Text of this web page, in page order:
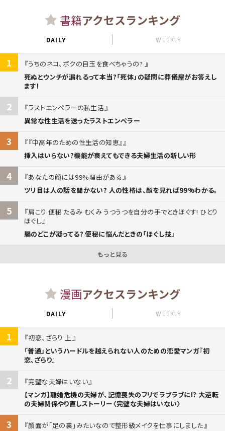
書籍アクセスランキング
DAILY WEEKLY
1
うちのネコ、ボクの目玉を食べちゃうの?
死ぬとウンチが漏れるって本当?「死体」の疑問に葬儀屋がお答えし
ます!
2
ラストエンペラーの私生活
異常な性生活を送ったラストエンペラー
3
『中高年のための性生活の知恵』
挿入はいらない?機能が衰えてもできる夫婦生活の新しい形
4
あなたの顔には99%理由がある
ツリ目は人の話を聞かない? 人の性格は、顔を見れば99%わかる。
5
肩こり 便秘 たるみ むくみ うつうつを自分の手でときほぐす! ひとり
ほぐし
腸のどこが凝ってる? 便秘に悩んだときの「ほぐし技」
もっと見る
漫画アクセスランキング
DAILY WEEKLY
1
初恋、ざらり 上
「普通」というハードルを越えられない人のための恋愛マンガ『初
恋、ざらり』
2
完璧な夫婦はいない
【マンガ】離婚危機の夫婦が、記憶喪失のフリでラブラブに!? 大逆転
の夫婦関係やり直しストーリー〈完璧な夫婦はいない〉
3
顔面が「足の裏」みたいなので整形級メイクを仕事にしました